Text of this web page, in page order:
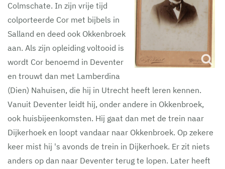
Colmschate. In zijn vrije tijd
colporteerde Cor met bijbels in
Salland en deed ook Okkenbroek
aan. Als zijn opleiding voltooid is
wordt Cor benoemd in Deventer
en trouwt dan met Lamberdina
(Dien) Nahuisen, die hij in Utrecht heeft leren kennen.
Vanuit Deventer leidt hij, onder andere in Okkenbroek,
ook huisbijeenkomsten. Hij gaat dan met de trein naar
Dijkerhoek en loopt vandaar naar Okkenbroek. Op zekere
keer mist hij 's avonds de trein in Dijkerhoek. Er zit niets
anders op dan naar Deventer terug te lopen. Later heeft